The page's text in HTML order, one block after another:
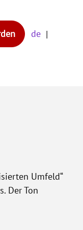
de
Umfeld“
Der Ton